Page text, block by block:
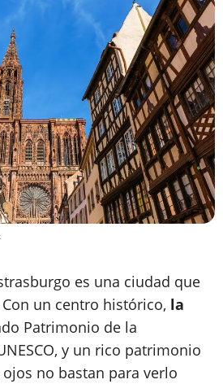
es una ciudad que
un centro histórico, la
Patrimonio de la
y un rico patrimonio
no bastan para verlo